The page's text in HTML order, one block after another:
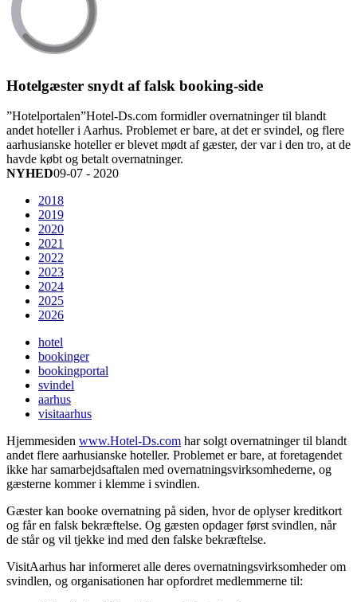
Hotelgæster snydt af falsk booking-side
”Hotelportalen”Hotel-Ds.com formidler overnatninger til blandt
andet hoteller i Aarhus. Problemet er bare, at det er svindel, og flere
aarhusianske hoteller er blevet mødt af gæster, der var i den tro, at de
havde købt og betalt overnatninger.
NYHED09-07 - 2020
2018
2019
2020
2021
2022
2023
2024
2025
2026
hotel
bookinger
bookingportal
svindel
aarhus
visitaarhus
Hjemmesiden www.Hotel-Ds.com har solgt overnatninger til blandt
andet flere aarhusianske hoteller. Problemet er bare, at foretagendet
ikke har samarbejdsaftalen med overnatningsvirksomhederne, og
gæsterne kommer i klemme i svindlen.
Gæster kan booke overnatning på siden, hvor de oplyser kreditkort
og får en falsk bekræftelse. Og gæsten opdager først svindlen, når
de står og vil tjekke ind med den falske bekræftelse.
VisitAarhus har informeret alle deres overnatningsvirksomheder om
svindlen, og organisationen har opfordret medlemmerne til: